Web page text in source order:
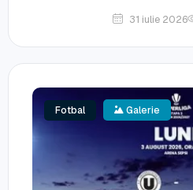
31 iulie 2026
Fotbal Galerie